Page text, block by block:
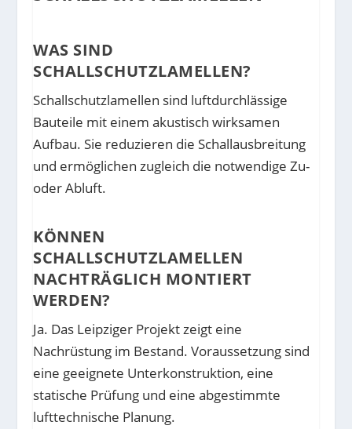
WAS SIND
SCHALLSCHUTZLAMELLEN?
Schallschutzlamellen sind luftdurchlässige
Bauteile mit einem akustisch wirksamen
Aufbau. Sie reduzieren die Schallausbreitung
und ermöglichen zugleich die notwendige Zu-
oder Abluft.
KÖNNEN
SCHALLSCHUTZLAMELLEN
NACHTRÄGLICH MONTIERT
WERDEN?
Ja. Das Leipziger Projekt zeigt eine
Nachrüstung im Bestand. Voraussetzung sind
eine geeignete Unterkonstruktion, eine
statische Prüfung und eine abgestimmte
lufttechnische Planung.